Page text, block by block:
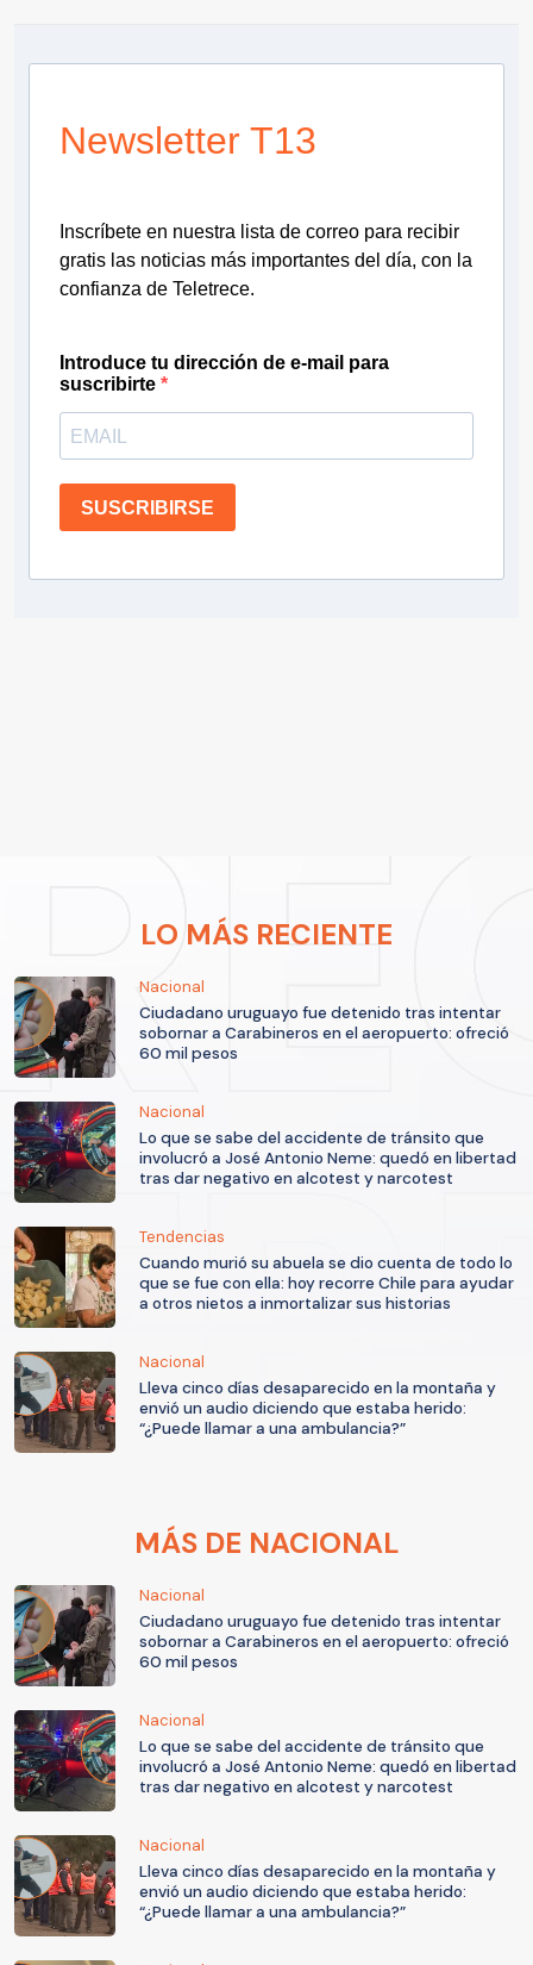
Newsletter T13
Inscríbete en nuestra lista de correo para recibir
gratis las noticias más importantes del día, con la
confianza de Teletrece.
Introduce tu dirección de e-mail para
suscribirte
SUSCRIBIRSE
LO MÁS RECIENTE
Nacional
Ciudadano uruguayo fue detenido tras intentar
sobornar a Carabineros en el aeropuerto: ofreció
60 mil pesos
Nacional
Lo que se sabe del accidente de tránsito que
involucró a José Antonio Neme: quedó en libertad
tras dar negativo en alcotest y narcotest
Tendencias
Cuando murió su abuela se dio cuenta de todo lo
que se fue con ella: hoy recorre Chile para ayudar
a otros nietos a inmortalizar sus historias
Nacional
Lleva cinco días desaparecido en la montaña y
envió un audio diciendo que estaba herido:
“¿Puede llamar a una ambulancia?”
MÁS DE NACIONAL
Nacional
Ciudadano uruguayo fue detenido tras intentar
sobornar a Carabineros en el aeropuerto: ofreció
60 mil pesos
Nacional
Lo que se sabe del accidente de tránsito que
involucró a José Antonio Neme: quedó en libertad
tras dar negativo en alcotest y narcotest
Nacional
Lleva cinco días desaparecido en la montaña y
envió un audio diciendo que estaba herido:
“¿Puede llamar a una ambulancia?”